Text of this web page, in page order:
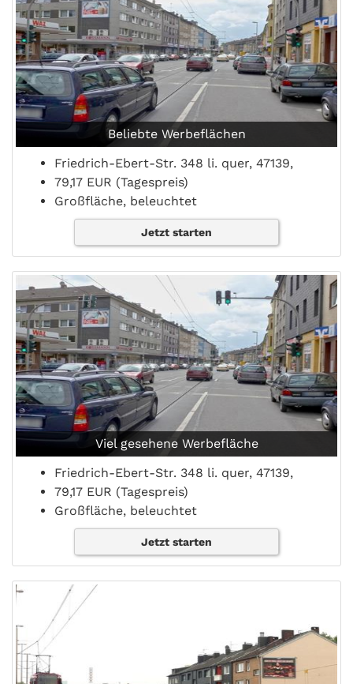
Beliebte Werbeflächen
Friedrich-Ebert-Str. 348 li. quer, 47139,
79,17 EUR (Tagespreis)
Großfläche, beleuchtet
Jetzt starten
Viel gesehene Werbefläche
Friedrich-Ebert-Str. 348 li. quer, 47139,
79,17 EUR (Tagespreis)
Großfläche, beleuchtet
Jetzt starten